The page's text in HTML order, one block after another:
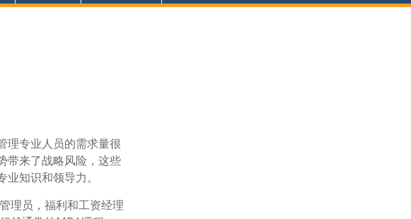
理专业人员的需求量很
带来了战略风险，这些
知识和领导力。
理员，福利和工资经理